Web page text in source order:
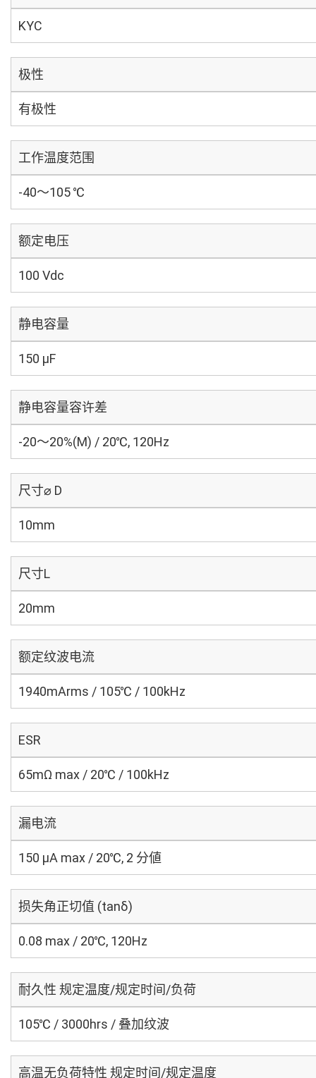
KYC
极性
有极性
工作温度范围
-40～105 ℃
额定电压
100 Vdc
静电容量
150 µF
静电容量容许差
-20～20%(M) / 20℃, 120Hz
尺寸⌀ D
10mm
尺寸L
20mm
额定纹波电流
1940mArms / 105℃ / 100kHz
ESR
65mΩ max / 20℃ / 100kHz
漏电流
150 μA max / 20℃, 2 分値
损失角正切值 (tanδ)
0.08 max / 20℃, 120Hz
耐久性 规定温度/规定时间/负荷
105℃ / 3000hrs / 叠加纹波
高温无负荷特性 规定时间/规定温度